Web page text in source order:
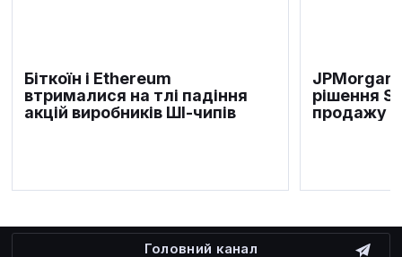
Біткоїн і Ethereum
втрималися на тлі падіння
акцій виробників ШІ-чипів
JPMorgan
рішення
продажу
Головний канал